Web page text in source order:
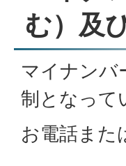
む）及
マイナンバ
制となって
お電話また